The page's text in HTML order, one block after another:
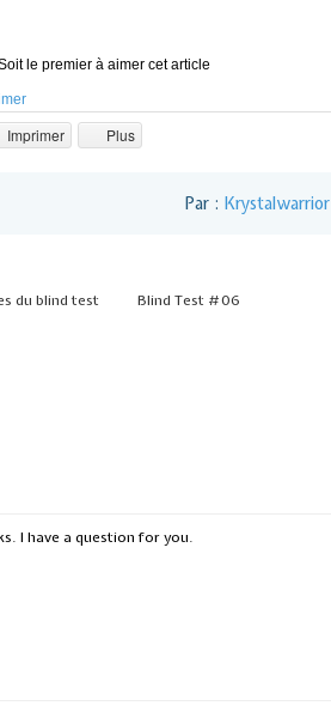
le premier à aimer cet article
Imprimer Plus
Par : Krystalwarrior
du blind test
Blind Test #06
I have a question for you.